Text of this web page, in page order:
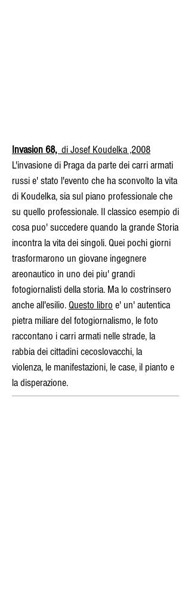
Invasion 68, di Josef Koudelka ,2008
L'invasione di Praga da parte dei carri armati
russi e' stato l'evento che ha sconvolto la vita
di Koudelka, sia sul piano professionale che
su quello professionale. Il classico esempio di
cosa puo' succedere quando la grande Storia
incontra la vita dei singoli. Quei pochi giorni
trasformarono un giovane ingegnere
areonautico in uno dei piu' grandi
fotogiornalisti della storia. Ma lo costrinsero
anche all'esilio.Questo libro e' un' autentica
pietra miliare del fotogiornalismo, lefoto
raccontano i carri armati nelle strade, la
rabbia dei cittadini cecoslovacchi, la
violenza, le manifestazioni, le case, il pianto e
la disperazione.